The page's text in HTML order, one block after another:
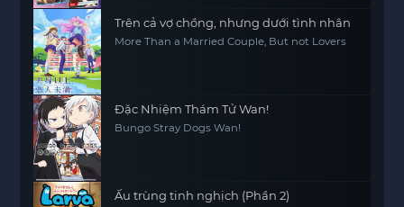
Trên cả vợ chồng, nhưng dưới tình nhân
More Than a Married Couple, But not Lovers
Đặc Nhiệm Thám Tử Wan!
Bungo Stray Dogs Wan!
Ấu trùng tinh nghịch (Phần 2)